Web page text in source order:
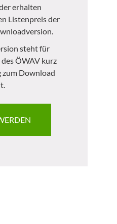
erhalten
Listenpreis der
steht für
ÖWAV kurz
zum Download